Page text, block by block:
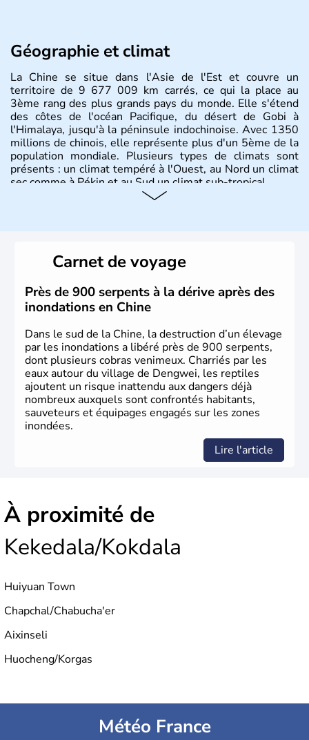
Géographie et climat
La Chine se situe dans l'Asie de l'Est et couvre un
territoire de 9 677 009 km carrés, ce qui la place au
3ème rang des plus grands pays du monde. Elle s'étend
des côtes de l'océan Pacifique, du désert de Gobi à
l'Himalaya, jusqu'à la péninsule indochinoise. Avec 1350
millions de chinois, elle représente plus d'un 5ème de la
population mondiale. Plusieurs types de climats sont
présents : un climat tempéré à l'Ouest, au Nord un climat
sec comme à Pékin et au Sud un climat sub-tropical.
dynasties. La dynastie Qing a été la dernière à régner
jusqu'aux guerres de l'opium lorsque la Chine s'est
constituée comme nation et a retrouvé son indépendance
en 1945. Illustre pays en matière d'inventions avant-
gardistes, la Chine a été la première utilisatrice du papier,
de l'imprimerie à caractères mobiles, de la boussole et de
la poudre à canon.
Carnet de voyage
Près de 900 serpents à la dérive après des
inondations en Chine
Dans le sud de la Chine, la destruction d’un élevage
par les inondations a libéré près de 900 serpents,
dont plusieurs cobras venimeux. Charriés par les
eaux autour du village de Dengwei, les reptiles
ajoutent un risque inattendu aux dangers déjà
nombreux auxquels sont confrontés habitants,
sauveteurs et équipages engagés sur les zones
inondées.
Lire l'article
À proximité de
Kekedala/Kokdala
Huiyuan Town
Chapchal/Chabucha'er
Aixinseli
Huocheng/Korgas
Météo France